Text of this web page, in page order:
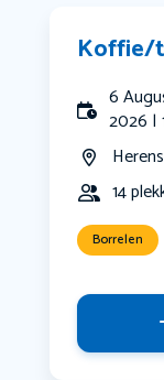
Koffie/
6
2026 |
14
Borrelen